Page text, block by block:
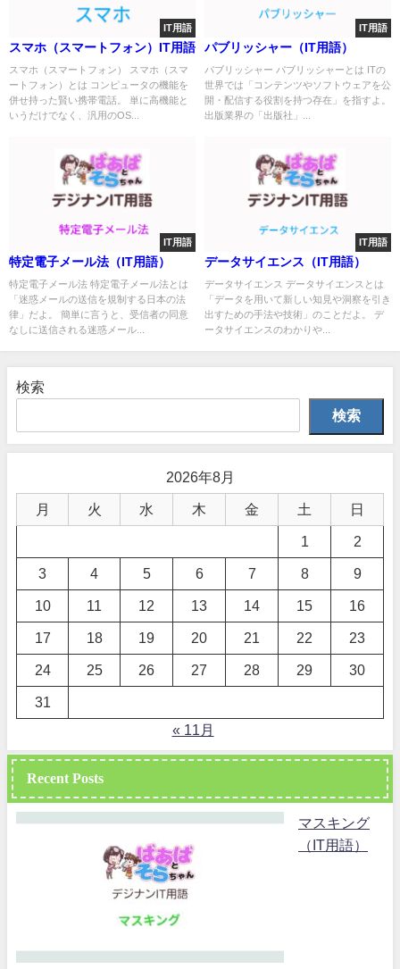
IT用語
スマホ（スマートフォン）IT用語
スマホ（スマートフォン） スマホ（スマ
ートフォン）とは コンピュータの機能を
併せ持った賢い携帯電話。 単に高機能と
いうだけでなく、汎用のOS...
IT用語
パブリッシャー（IT用語）
パブリッシャー パブリッシャーとは ITの
世界では「コンテンツやソフトウェアを公
開・配信する役割を持つ存在」を指すよ。
出版業界の「出版社」...
IT用語
特定電子メール法（IT用語）
特定電子メール法 特定電子メール法とは
「迷惑メールの送信を規制する日本の法
律」だよ。 簡単に言うと、受信者の同意
なしに送信される迷惑メール...
IT用語
データサイエンス（IT用語）
データサイエンス データサイエンスとは
「データを用いて新しい知見や洞察を引き
出すための手法や技術」のことだよ。 デ
ータサイエンスのわかりや...
検索
検索
2026年8月
月 火 水 木 金 土 日
1 2
3 4 5 6 7 8 9
10 11 12 13 14 15 16
17 18 19 20 21 22 23
24 25 26 27 28 29 30
31
« 11月
Recent Posts
マスキング
（IT用語）